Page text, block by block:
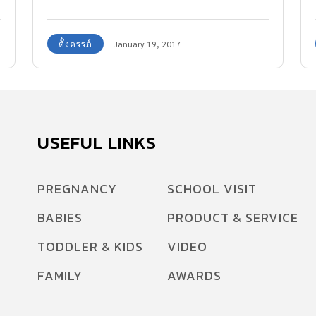
คุณพ่อคุณแม่มือใหม่ที่กำลังมีลูกน้อยอยู่ในท้อง ได้
ทำความเข้าใจกับ ท่าเซ็กส์ปลอดภัย ขณะตั้งครรภ์
ตั้งครรภ์ January 19, 2017
USEFUL LINKS
PREGNANCY
BABIES
TODDLER & KIDS
FAMILY
SCHOOL VISIT
PRODUCT & SERVICE
VIDEO
AWARDS